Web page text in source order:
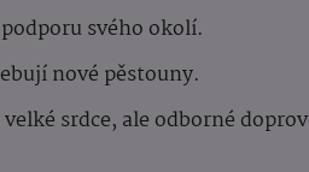
svého okolí.
nové pěstouny.
srdce, ale odborné